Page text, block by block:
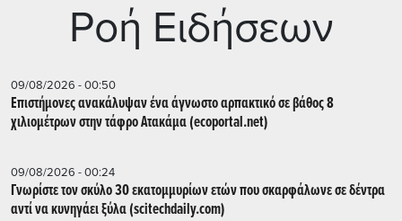
Ρoή Ειδήσεων
09/08/2026 - 00:50
Επιστήμονες ανακάλυψαν ένα άγνωστο αρπακτικό σε βάθος 8
χιλιομέτρων στην τάφρο Ατακάμα (ecoportal.net)
09/08/2026 - 00:24
Γνωρίστε τον σκύλο 30 εκατομμυρίων ετών που σκαρφάλωνε σε δέντρα
αντί να κυνηγάει ξύλα (scitechdaily.com)